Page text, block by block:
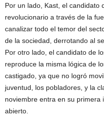
Por un lado, Kast, el candidato
revolucionario a través de la
canalizar todo el temor del
de la sociedad, derrotando al
Por otro lado, el candidato de
reproduce la misma lógica de
castigado, ya que no logró
juventud, los pobladores, y la
noviembre entra en su primera
abierto.